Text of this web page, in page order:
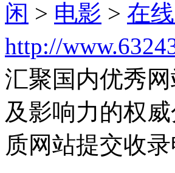
闲 > 电影 > 在
http://
汇聚国内优秀
及影响力的权
质网站提交收录